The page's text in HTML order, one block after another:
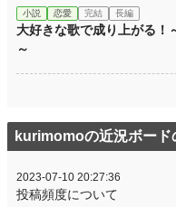
小説 恋愛 完結 長編
大好きな歌で成り上がる！
～
kurimomoの近況ボード
2023-07-10 20:27:36
投稿頻度について